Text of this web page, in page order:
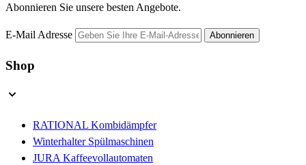
Abonnieren Sie unsere besten Angebote.
E-Mail Adresse Abonnieren
Shop
RATIONAL Kombidämpfer
Winterhalter Spülmaschinen
JURA Kaffeevollautomaten